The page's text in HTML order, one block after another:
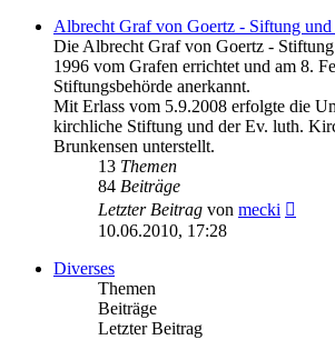
Albrecht Graf von Goertz - Siftung und
Die Albrecht Graf von Goertz -
1996 vom Grafen errichtet und am 8.
Stiftungsbehörde anerkannt.
Mit Erlass vom 5.9.2008 erfolgte die
kirchliche Stiftung und der Ev. luth.
Brunkensen unterstellt.
13 Themen
84 Beiträge
Letzter Beitrag von mecki
10.06.2010, 17:28
Diverses
Themen
Beiträge
Letzter Beitrag